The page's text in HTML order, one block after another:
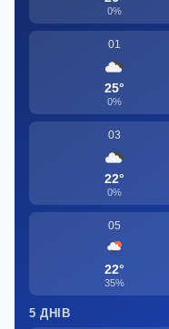
0%
01
25°
0%
03
22°
0%
05
22°
35%
5 ДНІВ